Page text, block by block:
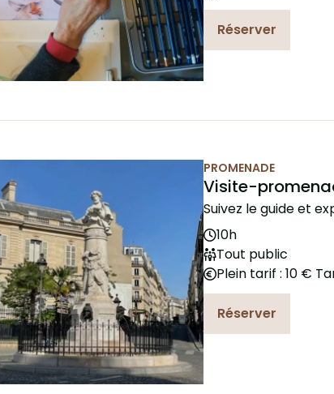
Réserver
du 1 Sep. 2026 PROMENADE
Visite-
Suivez le guide et
10h
Tout public
Plein tarif : 10 €
Réserver